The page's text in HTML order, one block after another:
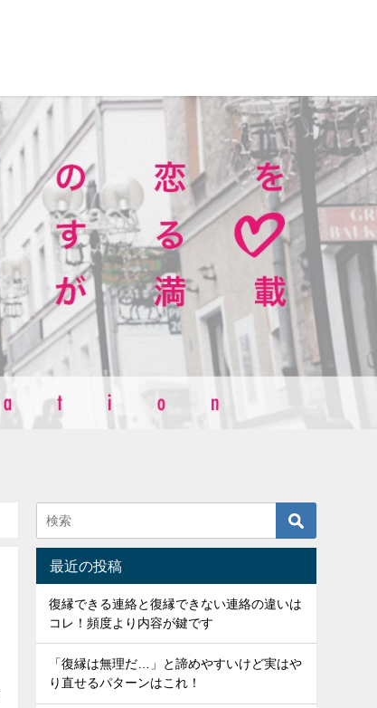
最近の投稿
復縁できる連絡と復縁できない連絡の違いは
コレ！頻度より内容が鍵です
「復縁は無理だ…」と諦めやすいけど実はや
り直せるパターンはこれ！